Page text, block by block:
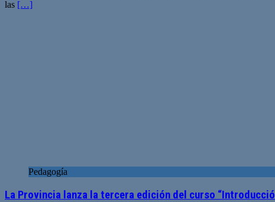
las […]
Pedagogía
La Provincia lanza la tercera edición del curso